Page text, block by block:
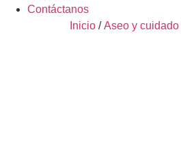
Contáctanos
Inicio /Aseo y cuidado